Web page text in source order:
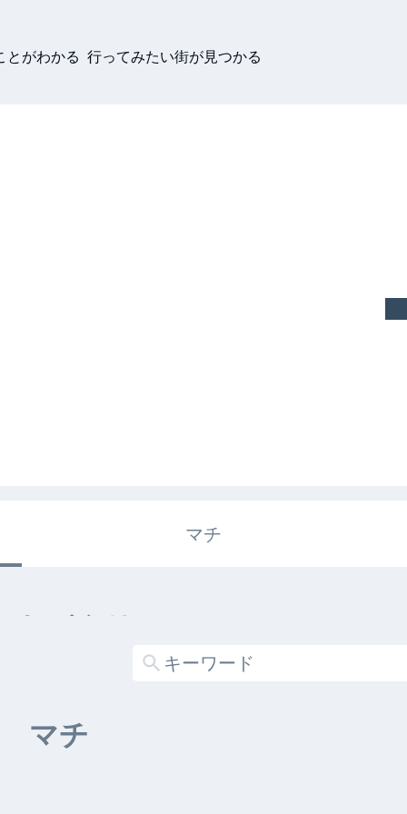
とがわかる 行ってみたい街が見つかる
マチ
キガタリ
マチ